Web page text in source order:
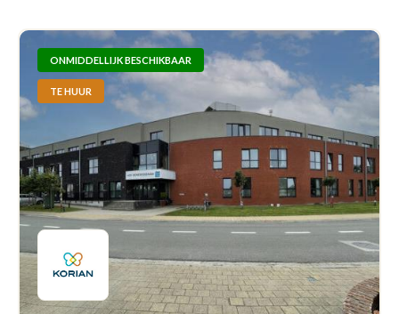
ONMIDDELLIJK BESCHIKBAAR
TE HUUR